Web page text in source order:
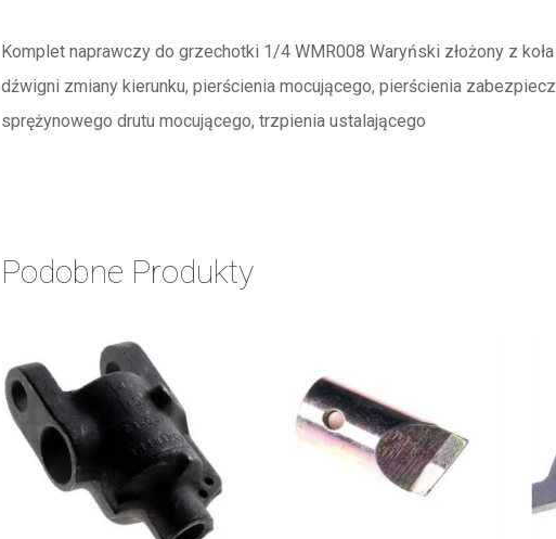
Komplet naprawczy do grzechotki 1/4 WMR008 Waryński złożony z
dźwigni zmiany kierunku, pierścienia mocującego, pierścienia
sprężynowego drutu mocującego, trzpienia ustalającego
Podobne Produkty